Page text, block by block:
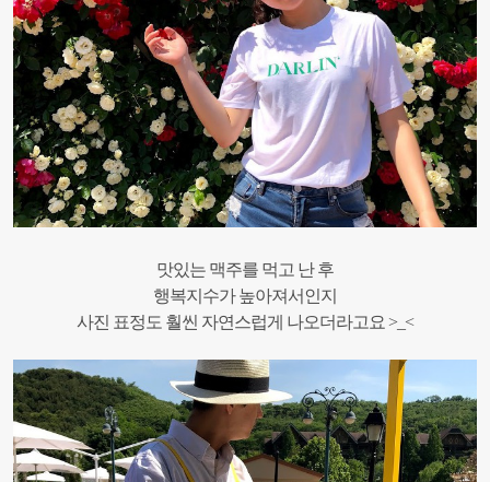
맛있는 맥주를 먹고 난 후
행복지수가 높아져서인지
사진 표정도 훨씬 자연스럽게 나오더라고요 >_<